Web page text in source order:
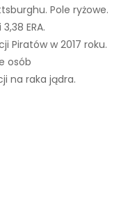
Pole ryżowe.
ERA.
Piratów w 2017 roku.
osób
na raka jądra.